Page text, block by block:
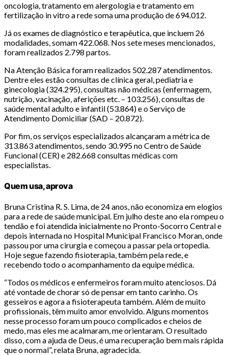
oncologia, tratamento em alergologia e tratamento em
fertilização in vitro a rede soma uma produção de 694.012.
Já os exames de diagnóstico e terapêutica, que incluem 26
modalidades, somam 422.068. Nos sete meses mencionados,
foram realizados 2.798 partos.
Na Atenção Básica foram realizados 502.287 atendimentos.
Dentre eles estão consultas de clínica geral, pediatria e
ginecologia (324.295), consultas não médicas (enfermagem,
nutrição, vacinação, aferições etc. – 103.256), consultas de
saúde mental adulto e infantil (53.864) e o Serviço de
Atendimento Domiciliar (SAD – 20.872).
Por fim, os serviços especializados alcançaram a métrica de
313.863 atendimentos, sendo 30.995 no Centro de Saúde
Funcional (CER) e 282.668 consultas médicas com
especialistas.
Quem usa, aprova
Bruna Cristina R. S. Lima, de 24 anos, não economiza em elogios
para a rede de saúde municipal. Em julho deste ano ela rompeu o
tendão e foi atendida inicialmente no Pronto-Socorro Central e
depois internada no Hospital Municipal Francisco Moran, onde
passou por uma cirurgia e começou a passar pela ortopedia.
Hoje segue fazendo fisioterapia, também pela rede, e
recebendo todo o acompanhamento da equipe médica.
“Todos os médicos e enfermeiros foram muito atenciosos. Dá
até vontade de chorar só de pensar em tanto carinho. Os
gesseiros e agora a fisioterapeuta também. Além de muito
profissionais, têm muito amor envolvido. Alguns momentos
nesse processo foram um pouco complicados e cheios de
medo, mas eles me acalmaram, me orientaram. O resultado
disso, com a ajuda de Deus, é uma recuperação bem mais rápida
que o normal”, relata Bruna, agradecida.